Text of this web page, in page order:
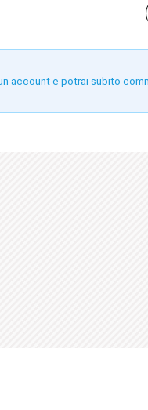
account e potrai subito